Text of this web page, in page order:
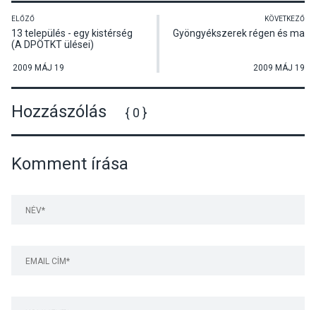
ELŐZŐ
13 település - egy kistérség
(A DPÖTKT ülései)
2009 MÁJ 19
KÖVETKEZŐ
Gyöngyékszerek régen és ma
2009 MÁJ 19
Hozzászólás { 0 }
Komment írása